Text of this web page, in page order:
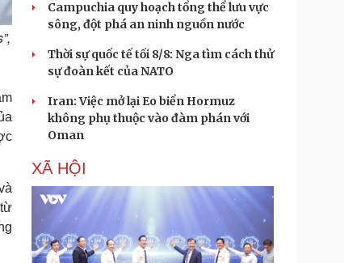
Campuchia quy hoạch tổng thể lưu vực
sông, đột phá an ninh nguồn nước
Thời sự quốc tế tối 8/8: Nga tìm cách thử
sự đoàn kết của NATO
Iran: Việc mở lại Eo biển Hormuz
không phụ thuộc vào đàm phán với
Oman
XÃ HỘI